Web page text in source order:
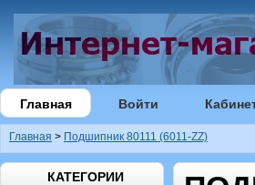
Главная Войти
Главная > Подшипник 80111 (6011-ZZ)
КАТЕГОРИИ